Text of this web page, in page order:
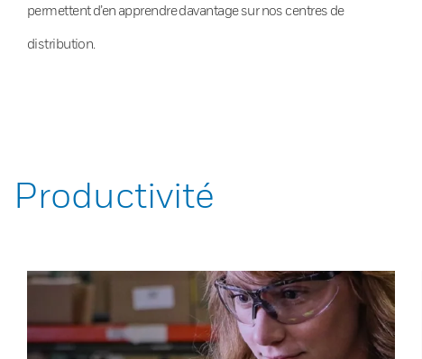
permettent d’en apprendre davantage sur nos centres de
distribution.
Productivité